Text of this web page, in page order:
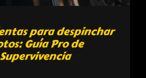
para despinchar
Guía Pro de
Supervivencia